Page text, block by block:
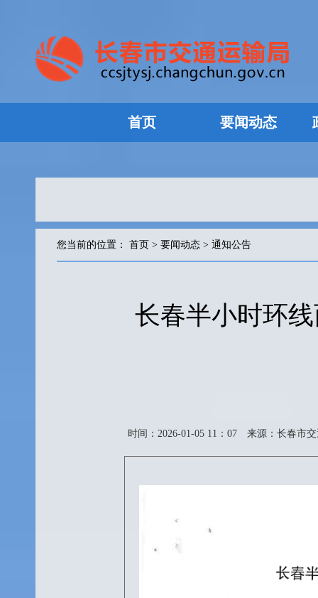
首页 要闻动态
您当前的位置： 首页 > 要闻动态 > 通知公告
长春半小时环
时间：2026-01-05 11：07 来源：长春市